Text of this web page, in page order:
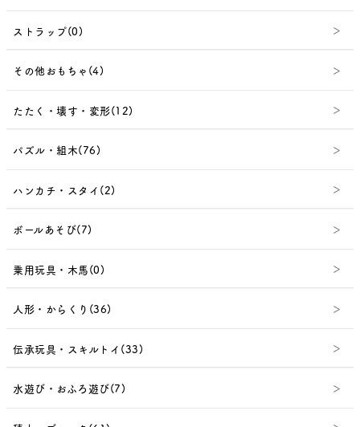
ストラップ(0)
その他おもちゃ(4)
たたく・壊す・変形(12)
パズル・組木(76)
ハンカチ・スタイ(2)
ボールあそび(7)
乗用玩具・木馬(0)
人形・からくり(36)
伝承玩具・スキルトイ(33)
水遊び・おふろ遊び(7)